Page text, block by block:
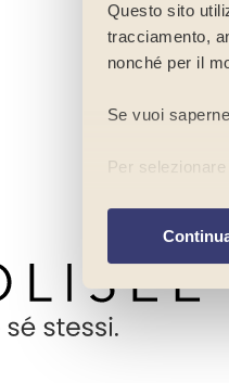
Questo sito
tracciamento,
nonché per il
Se vuoi
Per